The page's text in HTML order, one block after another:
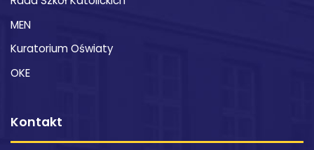
MEN
Kuratorium Oświaty
OKE
Kontakt